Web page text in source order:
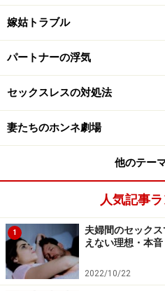
間が遅くなりがちに。泊りが
が急に増えるような場合も
休日出勤や泊りがけの出張
増」になることですから、
会社も、基本的には避けた
に、ずるずると休日出勤や
残業時間数などは給与明細
でしょうから、旦那様の申
どうかをチェックしてみるの
嫁姑トラブル
パートナーの浮気
セックスレスの対処法
妻たちのホンネ劇場
他のテー
人気記事
1
夫婦間のセック
えない理想・本音
2022/10/22